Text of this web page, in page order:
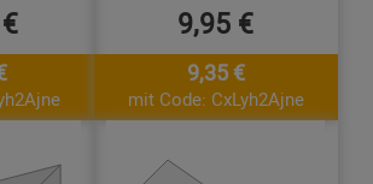
9,95 €
9,35 €
mit Code: CxLyh2Ajne